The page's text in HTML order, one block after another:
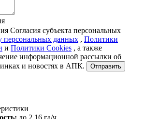
Согласия субъекта персональных
персональных данных , Политики
и Политики Cookies , а также
информационной рассылки об
и новостях в АПК.
Отправить